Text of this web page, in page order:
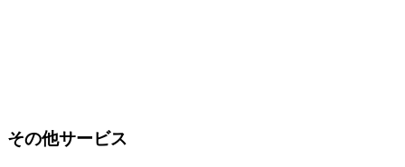
その他サービス